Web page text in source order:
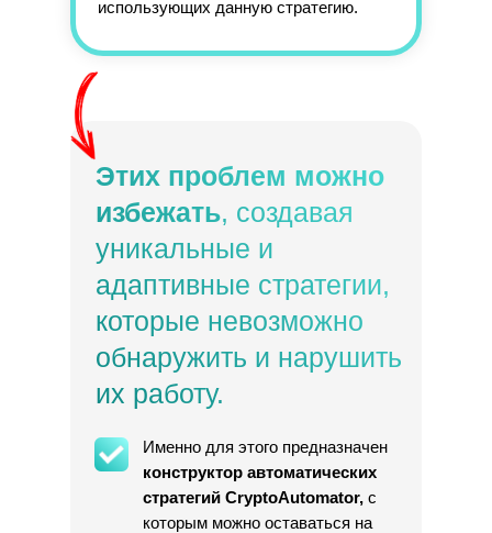
использующих данную стратегию.
Этих проблем можно
избежать, создавая
уникальные и
адаптивные стратегии,
которые невозможно
обнаружить и нарушить
их работу.
Именно для этого предназначен
конструктор автоматических
стратегий CryptoAutomator, с
которым можно оставаться на